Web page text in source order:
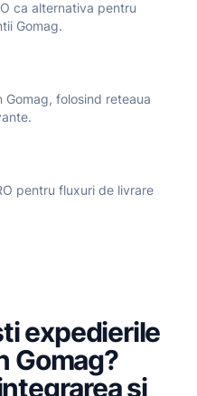
ca alternativa pentru
Gomag.
folosind reteaua
pentru fluxuri de livrare
expedierile
Gomag?
si